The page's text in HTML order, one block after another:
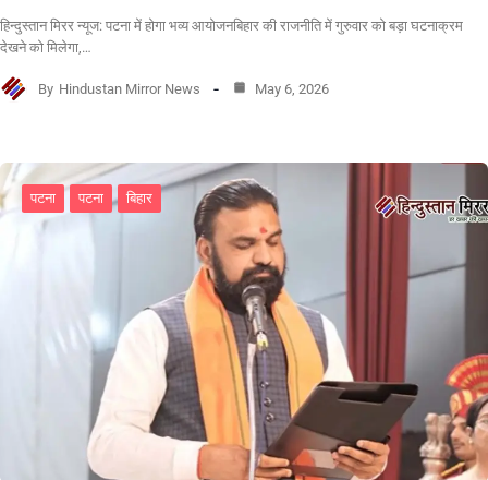
हिन्दुस्तान मिरर न्यूज: पटना में होगा भव्य आयोजनबिहार की राजनीति में गुरुवार को बड़ा घटनाक्रम
देखने को मिलेगा,…
By Hindustan Mirror News May 6, 2026
पटना पटना बिहार